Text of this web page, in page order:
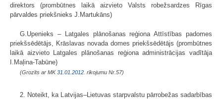
direktors (prombūtnes laikā aizvieto Valsts robežsardzes Rīgas
pārvaldes priekšnieks J.Martukāns)
G.Upenieks – Latgales plānošanas reģiona Attīstības padomes
priekšsēdētājs, Krāslavas novada domes priekšsēdētājs (prombūtnes
laikā aizvieto Latgales plānošanas reģiona administrācijas vadītāja
I.Maļina-Tabūne)
(Grozīts ar MK31.01.2012. rīkojumu Nr.57)
2. Noteikt, ka Latvijas–Lietuvas starpvalstu pārrobežas sadarbības